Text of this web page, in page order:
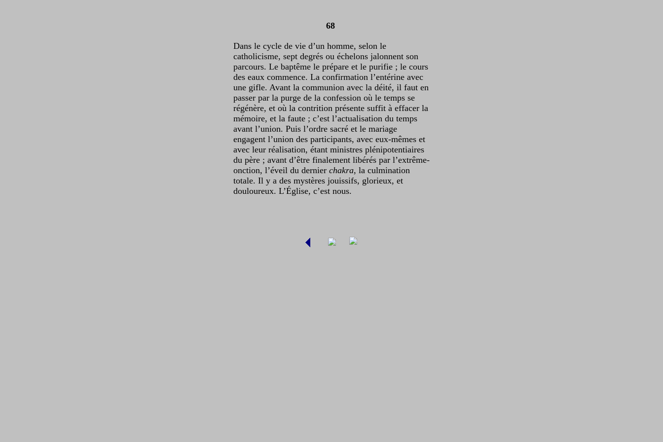
68
Dans le cycle de vie d’un homme, selon le
catholicisme, sept degrés ou échelons jalonnent son
parcours. Le baptême le prépare et le purifie ; le cours
des eaux commence. La confirmation l’entérine avec
une gifle. Avant la communion avec la déité, il faut en
passer par la purge de la confession où le temps se
régénère, et où la contrition présente suffit à effacer la
mémoire, et la faute ; c’est l’actualisation du temps
avant l’union. Puis l’ordre sacré et le mariage
engagent l’union des participants, avec eux-mêmes et
avec leur réalisation, étant ministres plénipotentiaires
du père ; avant d’être finalement libérés par l’extrême-
onction, l’éveil du dernier chakra, la culmination
totale. Il y a des mystères jouissifs, glorieux, et
douloureux. L’Église, c’est nous.